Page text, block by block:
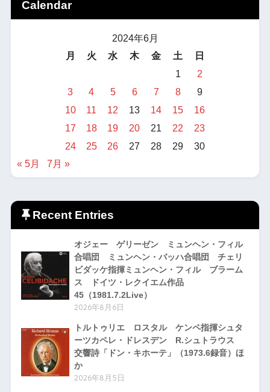
Calendar
2024年6月
月
火 水 木 金 土
日
1
2
3
4 5 6 7 8
9
10
11 12 13 14 15
16
17
18 19 20 21 22
23
24
25 26 27 28 29
30
« 5月
7月 »
Recent Entries
オジェー ゲリーゼン ミュンヘン・フィル
合唱団 ミュンヘン・バッハ合唱団 チェリ
ビダッケ指揮ミュンヘン・フィル ブラーム
ス ドイツ・レクイエム作品
45（1981.7.2Live）
2026年8月6日
トルトゥリエ ロスタル ケンペ指揮シュタ
ーツカペレ・ドレスデン R.シュトラウス
交響詩「ドン・キホーテ」（1973.6録音）ほ
か
2026年8月5日